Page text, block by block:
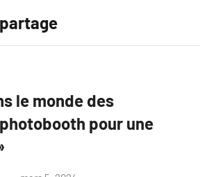
le monde des
pour une